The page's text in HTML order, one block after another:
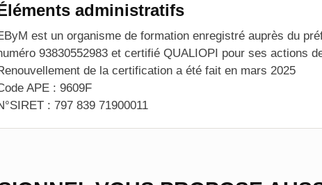
administratifs
est un organisme de formation enregistré auprès du
93830552983 et certifié QUALIOPI pour ses actions
de la certification a été fait en mars 2025
APE : 9609F
: 797 839 71900011